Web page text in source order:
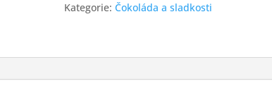
Kategorie:Čokoláda a sladkosti